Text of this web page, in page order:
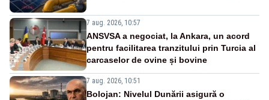
7 aug. 2026, 10:57
ANSVSA a negociat, la Ankara, un acord
pentru facilitarea tranzitului prin Turcia al
carcaselor de ovine și bovine
7 aug. 2026, 10:51
Bolojan: Nivelul Dunării asigură o